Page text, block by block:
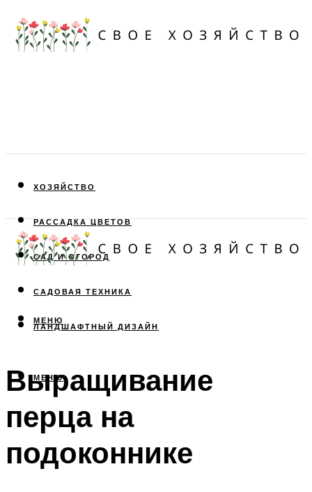
ХОЗЯЙСТВО
РАССАДКА ЦВЕТОВ
САД И ОГОРОД
САДОВАЯ ТЕХНИКА
ЛАНДШАФТНЫЙ ДИЗАЙН
МЕНЮ
МЕНЮ
Выращивание
перца на
подоконнике